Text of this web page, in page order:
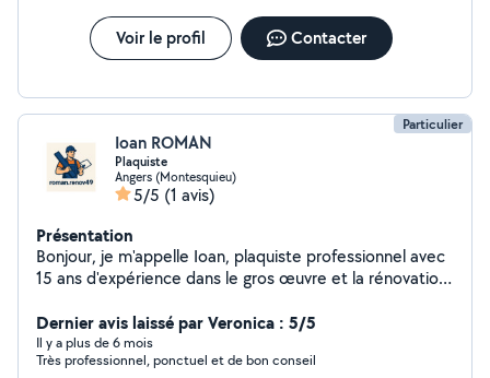
Voir le profil Contacter
Particulier
Ioan ROMAN
Plaquiste
Angers (Montesquieu)
5/5 (1 avis)
Présentation
Bonjour, je m'appelle Ioan, plaquiste professionnel avec
15 ans d'expérience dans le gros œuvre et la rénovation
doublage, finitions, etc.). Je débute sur AlloVoisins mais
je suis une personne sérieuse, soignée et de confiance,
habituée aux chantiers particuliers comme
Dernier avis laissé par Veronica : 5/5
Il y a plus de 6 mois
Très professionnel, ponctuel et de bon conseil